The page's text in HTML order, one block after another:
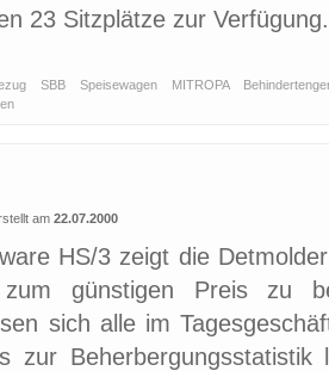
23 Sitzplätze zur
SBB Speisewagen MITROPA
am 22.07.2000
HS/3 zeigt die
zum günstigen Preis zu
sich alle im
zur